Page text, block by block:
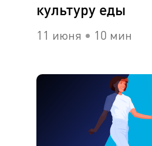
культуру еды
11 июня 10 мин